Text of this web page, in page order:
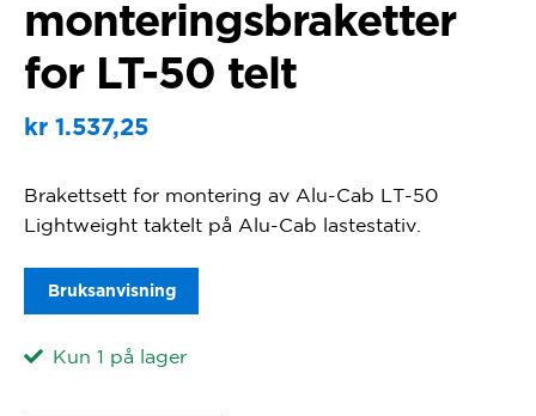
monteringsbraketter
for LT-50 telt
kr1.537,25
Brakettsett for montering av Alu-Cab LT-50
Lightweight taktelt på Alu-Cab lastestativ.
Bruksanvisning
Kun 1 på lager